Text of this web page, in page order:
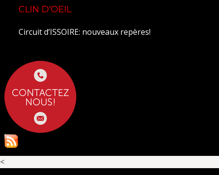
CLIN D'OEIL
Circuit d’ISSOIRE: nouveaux repères!
<